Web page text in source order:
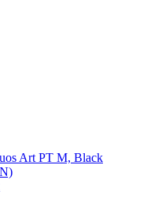
Art PT M, Black